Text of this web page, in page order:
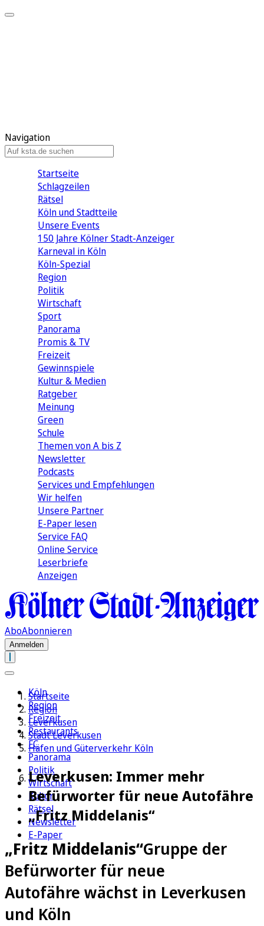
Navigation
Startseite
Schlagzeilen
Rätsel
Köln und Stadtteile
Unsere Events
150 Jahre Kölner Stadt-Anzeiger
Karneval in Köln
Köln-Spezial
Region
Politik
Wirtschaft
Sport
Panorama
Promis & TV
Freizeit
Gewinnspiele
Kultur & Medien
Ratgeber
Meinung
Green
Schule
Themen von A bis Z
Newsletter
Podcasts
Services und Empfehlungen
Wir helfen
Unsere Partner
E-Paper lesen
Service FAQ
Online Service
Leserbriefe
Anzeigen
AboAbonnieren
Anmelden
Köln
Region
Freizeit
Restaurants
FC
Panorama
Politik
Wirtschaft
Kultur
Rätsel
Newsletter
E-Paper
Startseite
Region
Leverkusen
Stadt Leverkusen
Häfen und Güterverkehr Köln
Leverkusen: Immer mehr
Befürworter für neue Autofähre
„Fritz Middelanis“
„Fritz Middelanis“Gruppe der
Befürworter für neue
Autofähre wächst in Leverkusen
und Köln